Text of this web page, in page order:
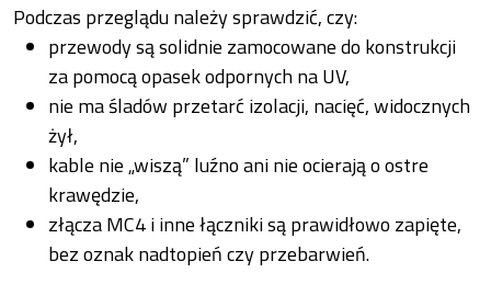
Podczas przeglądu należy sprawdzić, czy:
przewody są solidnie zamocowane do konstrukcji
za pomocą opasek odpornych na UV,
nie ma śladów przetarć izolacji, nacięć, widocznych
żył,
kable nie „wiszą” luźno ani nie ocierają o ostre
krawędzie,
złącza MC4 i inne łączniki są prawidłowo zapięte,
bez oznak nadtopień czy przebarwień.